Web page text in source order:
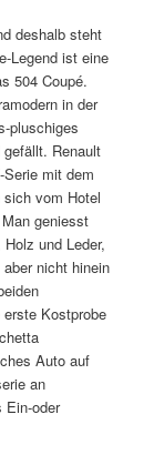
deshalb steht
Legend ist eine
504 Coupé.
in der
pluschiges
Renault
mit dem
sich vom Hotel
geniesst
und Leder,
nicht hinein
Kostprobe
Auto auf
an
Ein-oder